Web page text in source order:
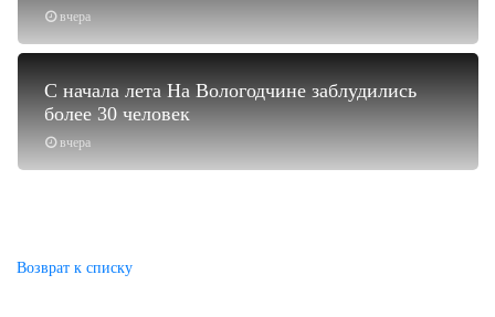
вчера
вчера
С начала лета На Вологодчине заблудились
более 30 человек
Возврат к списку